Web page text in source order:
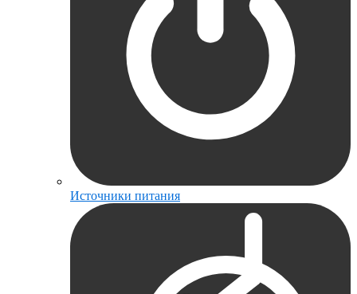
Источники питания